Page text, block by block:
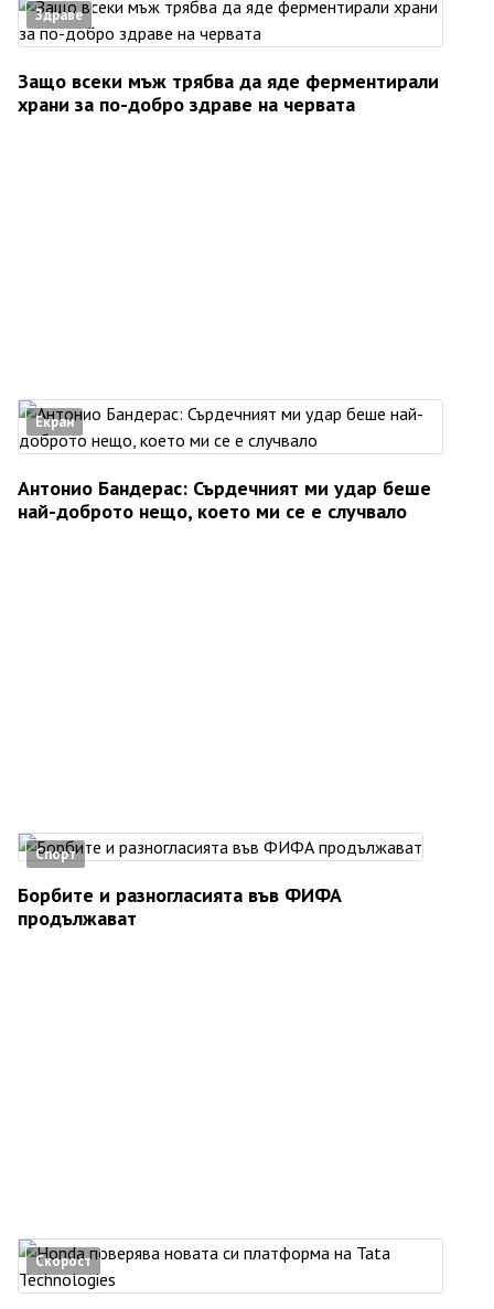
Здраве
Защо всеки мъж трябва да яде ферментирали
храни за по-добро здраве на червата
Екран
Антонио Бандерас: Сърдечният ми удар беше
най-доброто нещо, което ми се е случвало
Спорт
Борбите и разногласията във ФИФА
продължават
Скорост